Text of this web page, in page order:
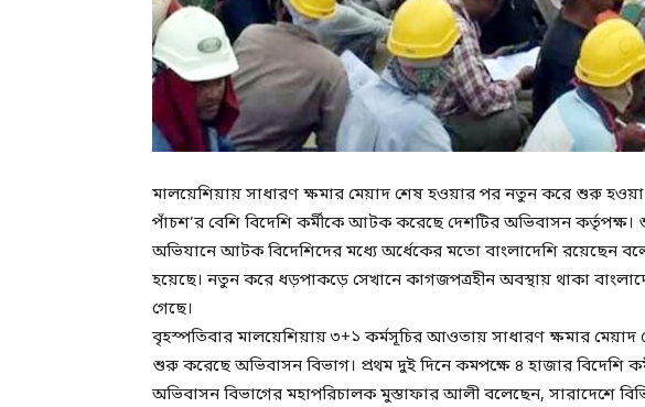
মালয়েশিয়ায় সাধারণ ক্ষমার মেয়াদ শেষ হওয়ার পর নতুন করে শুরু
পাঁচশ’র বেশি বিদেশি কর্মীকে আটক করেছে দেশটির অভিবাসন
অভিযানে আটক বিদেশিদের মধ্যে অর্ধেকের মতো বাংলাদেশি রয়েছেন
হয়েছে। নতুন করে ধড়পাকড়ে সেখানে কাগজপত্রহীন অবস্থায় থাকা
গেছে।
বৃহস্পতিবার মালয়েশিয়ায় ৩+১ কর্মসূচির আওতায় সাধারণ ক্ষমার
শুরু করেছে অভিবাসন বিভাগ। প্রথম দুই দিনে কমপক্ষে ৪ হাজার বিদেশি
অভিবাসন বিভাগের মহাপরিচালক মুস্তাফার আলী বলেছেন, সারাদেশে